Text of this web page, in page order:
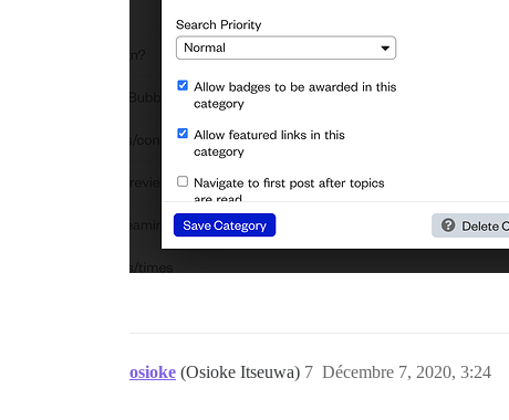
osioke (Osioke Itseuwa) Décembre 7, 2020, 3:24
7